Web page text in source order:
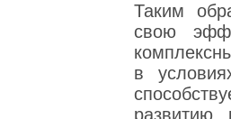
Таким
свою
в
развитию